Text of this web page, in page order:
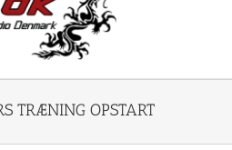
TRÆNING OPSTART